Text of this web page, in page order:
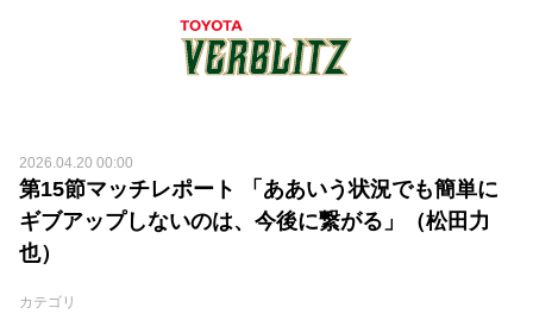
2026.04.20 00:00
第15節マッチレポート 「ああいう状況でも簡単に
ギブアップしないのは、今後に繋がる」（松田力
也）
カテゴリ